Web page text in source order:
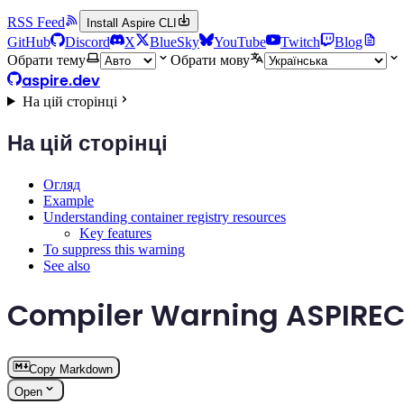
RSS Feed Install Aspire CLI
GitHub Discord X BlueSky YouTube Twitch
Blog
Обрати тему
Обрати мову
aspire.dev
На цій сторінці
На цій сторінці
Огляд
Example
Understanding container registry resources
Key features
To suppress this warning
See also
Compiler Warning
Copy Markdown
Open